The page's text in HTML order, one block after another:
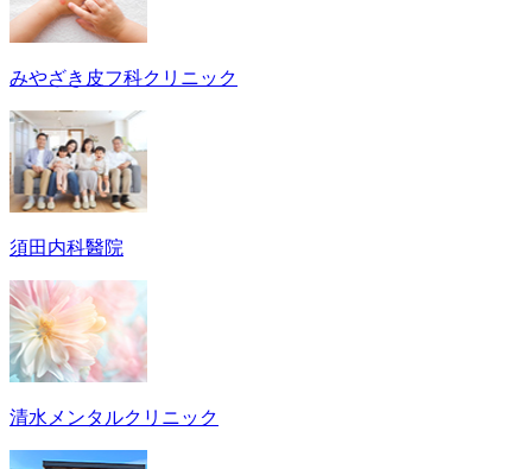
みやざき皮フ科クリニック
須田内科醫院
清水メンタルクリニック